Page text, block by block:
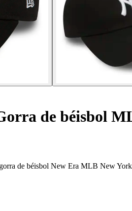
de béisbol
de béisbol New Era MLB New